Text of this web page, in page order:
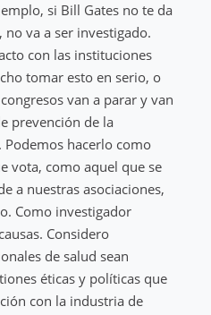
si Bill Gates no te da
va a ser investigado.
con las instituciones
tomar esto en serio, o
van a parar y van
prevención de la
Podemos hacerlo como
vota, como aquel que se
a nuestras asociaciones,
Como investigador
Considero
de salud sean
éticas y políticas que
con la industria de